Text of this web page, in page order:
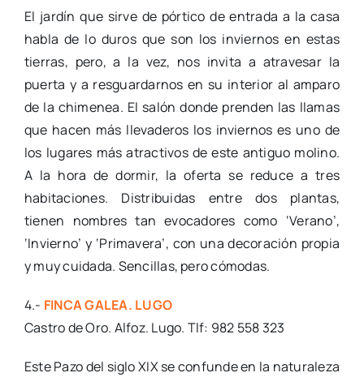
El jardín que sirve de pórtico de entrada a la casa
habla de lo duros que son los inviernos en estas
tierras, pero, a la vez, nos invita a atravesar la
puerta y a resguardarnos en su interior al amparo
de la chimenea. El salón donde prenden las llamas
que hacen más llevaderos los inviernos es uno de
los lugares más atractivos de este antiguo molino.
A la hora de dormir, la oferta se reduce a tres
habitaciones. Distribuidas entre dos plantas,
tienen nombres tan evocadores como ‘Verano’,
‘Invierno’ y ‘Primavera’, con una decoración propia
y muy cuidada. Sencillas, pero cómodas.
4.- FINCA GALEA. LUGO
Castro de Oro. Alfoz. Lugo. Tlf: 982 558 323
Este Pazo del siglo XIX se confunde en la naturaleza